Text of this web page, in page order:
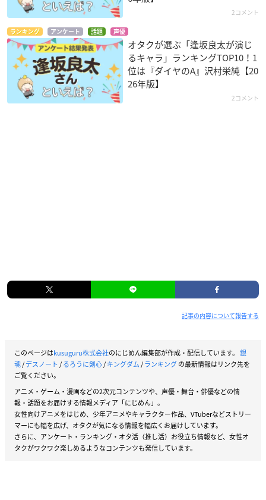
2コメント
ランキング アンケート 話題 声優
オタクが選ぶ「逢坂良太が演じ
るキャラ」ランキングTOP10！1
位は『ダイヤのA』沢村栄純【20
26年版】
2コメント
記事の内容について報告する
このページはkusuguru株式会社のにじめん編集部が作成・配信しています。 銀
魂/デスノート /るろうに剣心/キングダム/ランキングの最新情報はリンク先を
ご覧ください。
アニメ・ゲーム・漫画などの2次元コンテンツや、声優・舞台・俳優などの情
報・話題をお届けする情報メディア「にじめん」。
女性向けアニメをはじめ、少年アニメやキャラクター作品、VTuberなどストリー
マーにも幅を広げ、オタクが気になる情報を幅広くお届けしています。
さらに、アンケート・ランキング・オタ活（推し活）お役立ち情報など、女性オ
タクがワクワク楽しめるようなコンテンツも発信しています。